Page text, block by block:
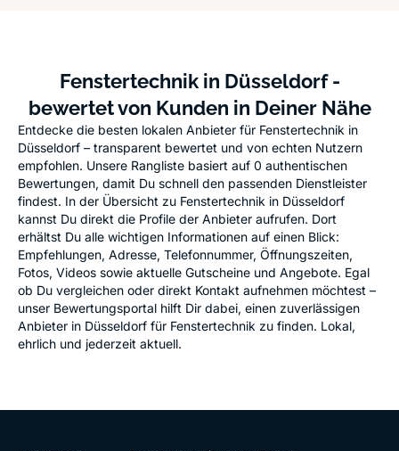
Fenstertechnik in Düsseldorf -
bewertet von Kunden in Deiner Nähe
Entdecke die besten lokalen Anbieter für Fenstertechnik in
Düsseldorf – transparent bewertet und von echten Nutzern
empfohlen. Unsere Rangliste basiert auf 0 authentischen
Bewertungen, damit Du schnell den passenden Dienstleister
findest. In der Übersicht zu Fenstertechnik in Düsseldorf
kannst Du direkt die Profile der Anbieter aufrufen. Dort
erhältst Du alle wichtigen Informationen auf einen Blick:
Empfehlungen, Adresse, Telefonnummer, Öffnungszeiten,
Fotos, Videos sowie aktuelle Gutscheine und Angebote. Egal
ob Du vergleichen oder direkt Kontakt aufnehmen möchtest –
unser Bewertungsportal hilft Dir dabei, einen zuverlässigen
Anbieter in Düsseldorf für Fenstertechnik zu finden. Lokal,
ehrlich und jederzeit aktuell.